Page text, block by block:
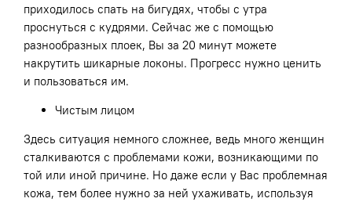
приходилось спать на бигудях, чтобы с утра
проснуться с кудрями. Сейчас же с помощью
разнообразных плоек, Вы за 20 минут можете
накрутить шикарные локоны. Прогресс нужно ценить
и пользоваться им.
Чистым лицом
Здесь ситуация немного сложнее, ведь много женщин
сталкиваются с проблемами кожи, возникающими по
той или иной причине. Но даже если у Вас проблемная
кожа, тем более нужно за ней ухаживать, используя